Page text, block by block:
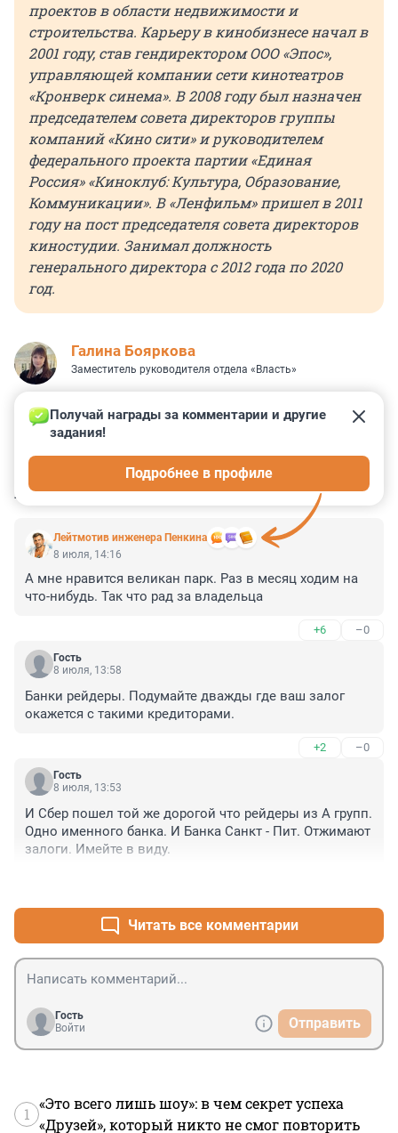
проектов в области недвижимости и
строительства. Карьеру в кинобизнесе начал в
2001 году, став гендиректором ООО «Эпос»,
управляющей компании сети кинотеатров
«Кронверк синема». В 2008 году был назначен
председателем совета директоров группы
компаний «Кино сити» и руководителем
федерального проекта партии «Единая
Россия» «Киноклуб: Культура, Образование,
Коммуникации». В «Ленфильм» пришел в 2011
году на пост председателя совета директоров
киностудии. Занимал должность
генерального директора с 2012 года по 2020
год.
Галина Бояркова
Заместитель руководителя отдела «Власть»
КОММЕНТАРИИ 45
Лейтмотив инженера Пенкина
Получай награды за комментарии и другие
задания!
Подробнее в профиле
8 июля, 14:16
А мне нравится великан парк. Раз в месяц ходим на
что-нибудь. Так что рад за владельца
+6 –0
Гость
8 июля, 13:58
Банки рейдеры. Подумайте дважды где ваш залог
окажется с такими кредиторами.
+2 –0
Гость
8 июля, 13:53
И Сбер пошел той же дорогой что рейдеры из А групп.
Одно именного банка. И Банка Санкт - Пит. Отжимают
залоги. Имейте в виду.
Читать все комментарии
Гость
Войти
Отправить
1
«Это всего лишь шоу»: в чем секрет успеха
«Друзей», который никто не смог повторить